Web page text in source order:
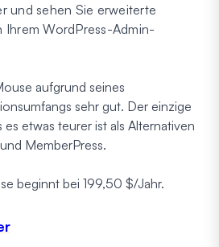
und sehen Sie erweiterte
Ihrem WordPress-Admin-
aufgrund seines
sehr gut. Der einzige
es etwas teurer ist als Alternativen
MemberPress.
beginnt bei 199,50 $/Jahr.